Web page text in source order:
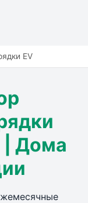
EV
| Дома